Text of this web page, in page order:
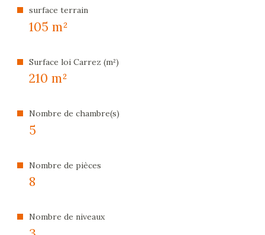
surface terrain
105 m²
Surface loi Carrez (m²)
210 m²
Nombre de chambre(s)
5
Nombre de pièces
8
Nombre de niveaux